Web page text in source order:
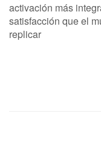
activación más
satisfacción que el
replicar